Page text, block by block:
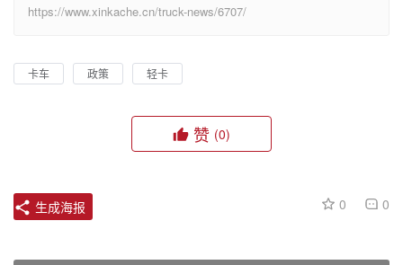
https://www.xinkache.cn/truck-news/6707/
卡车 政策 轻卡
赞 (0)
0 0
生成海报